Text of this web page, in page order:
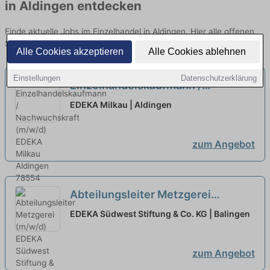
Alle Cookies akzeptieren Alle Cookies ablehnen
Einstellungen Datenschutzerklärung
in Aldingen entdecken
Finde aktuelle Jobs im Einzelhandel in Aldingen. Hier alle offenen
Stellenangebote im Verkauf, Vertrieb und Handel vergleichen.
Einzelhandelskaufmann /
Nachwuchskraft (m/w/d)
EDEKA Milkau | Aldingen
zum Angebot
Abteilungsleiter Metzgerei
(m/w/d) neu
EDEKA Südwest Stiftung & Co. KG | Balingen
zum Angebot